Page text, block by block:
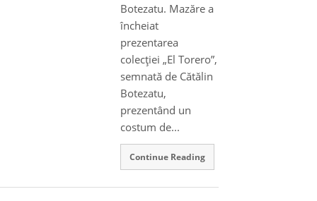
Botezatu. Mazăre a
încheiat
prezentarea
colecţiei „El Torero”,
semnată de Cătălin
Botezatu,
prezentând un
costum de...
Continue Reading